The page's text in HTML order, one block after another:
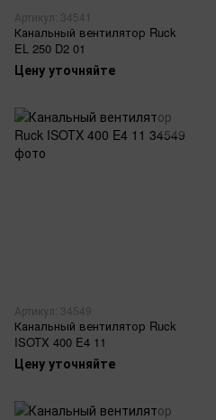
Артикул: 34541
Канальный вентилятор Ruck
EL 250 D2 01
Цену уточняйте
Артикул: 34549
Канальный вентилятор Ruck
ISOTX 400 E4 11
Цену уточняйте